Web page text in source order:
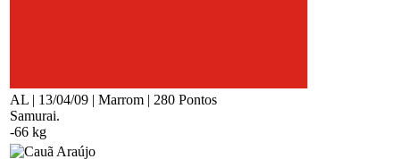
AL | 13/04/09 | Marrom | 280 Pontos
Samurai.
-66 kg